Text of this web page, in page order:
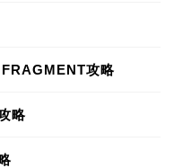
攻略
略